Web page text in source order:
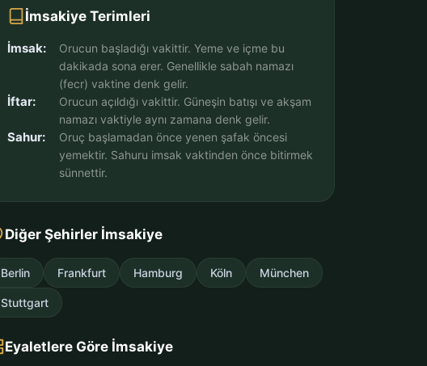
İmsakiye Terimleri
İmsak:
Orucun başladığı vakittir. Yeme ve içme bu
dakikada sona erer. Genellikle sabah namazı
(fecr) vaktine denk gelir.
İftar:
Orucun açıldığı vakittir. Güneşin batışı ve akşam
namazı vaktiyle aynı zamana denk gelir.
Sahur:
Oruç başlamadan önce yenen şafak öncesi
yemektir. Sahuru imsak vaktinden önce bitirmek
sünnettir.
Diğer Şehirler İmsakiye
Berlin Frankfurt Hamburg Köln München
Stuttgart
Eyaletlere Göre İmsakiye